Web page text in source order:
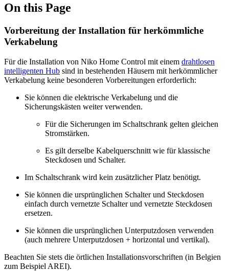
On this Page
Vorbereitung der Installation für herkömmliche
Verkabelung
Für die Installation von Niko Home Control mit einem drahtlosen
intelligenten Hub sind in bestehenden Häusern mit herkömmlicher
Verkabelung keine besonderen Vorbereitungen erforderlich:
Sie können die elektrische Verkabelung und die
Sicherungskästen weiter verwenden.
Für die Sicherungen im Schaltschrank gelten gleichen
Stromstärken.
Es gilt derselbe Kabelquerschnitt wie für klassische
Steckdosen und Schalter.
Im Schaltschrank wird kein zusätzlicher Platz benötigt.
Sie können die ursprünglichen Schalter und Steckdosen
einfach durch vernetzte Schalter und vernetzte Steckdosen
ersetzen.
Sie können die ursprünglichen Unterputzdosen verwenden
(auch mehrere Unterputzdosen + horizontal und vertikal).
Beachten Sie stets die örtlichen Installationsvorschriften (in Belgien
zum Beispiel AREI).